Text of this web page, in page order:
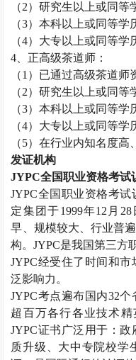
（2）研究生以上或同等
（3）本科以上或同等学
（4）大专以上或同等学
4 、正高级茶道师：
（1 ）已通过高级茶道师
（2）研究生以上或同等
（3）本科以上或同等学
（4）大专以上或同等学
（5）在行业内知名度高
发证机构
JYPC全国职业资格考试
JYPC全国职业资格考试
定集团于1999年12 月 28
早、规模较大、行业普
构。JYPC是我国第三方
JYPC经受住了时间和市
泛影响力。
JYPC考点遍布国内32个
超百万各行各业技术精
JYPC证书广泛用于：政
质升级、大中专院校学